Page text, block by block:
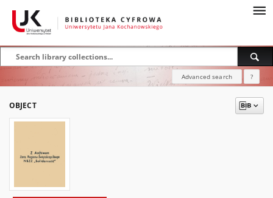
Advanced search ?
OBJECT